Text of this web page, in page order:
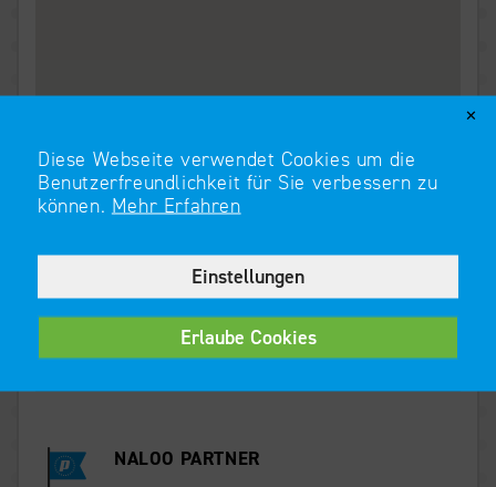
NALOO PARTNER
✕
Diese Webseite verwendet Cookies um die
Benutzerfreundlichkeit für Sie verbessern zu
können. Mehr Erfahren
Funktional
Wesentliche Cookies ermöglichen grundlegende
Funktionieren der Website erforderlich.
Einstellungen
Erlaube Cookies